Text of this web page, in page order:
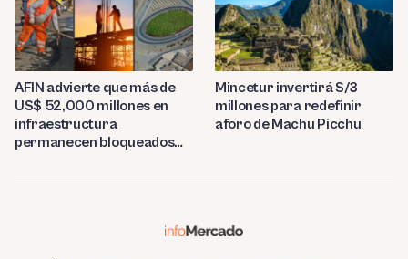
AFIN advierte que más de
US$ 52,000 millones en
infraestructura
permanecen bloqueados
Mincetur invertirá S/3
millones para redefinir
aforo de Machu Picchu